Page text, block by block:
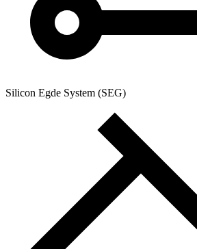
Silicon Egde System (SEG)